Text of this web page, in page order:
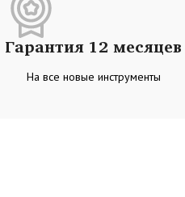
Гарантия 12 месяцев
На все новые инструменты